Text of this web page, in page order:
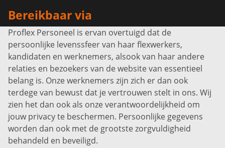
Bereikbaar via
Info@proflexpersoneel.nl
Bel ons:+31 (0)85 0450040
Prins Willem-Alexanderlaan 301
7311 SW Apeldoorn
Disclaimer
Privacyverklaring
Sitemap
Copyright
Proflex Personeel is ervan overtuigd dat de
persoonlijke levenssfeer van haar flexwerkers,
kandidaten en werknemers, alsook van haar andere
relaties en bezoekers van de website van essentieel
belang is. Onze werknemers zijn zich er dan ook
terdege van bewust dat je vertrouwen stelt in ons. Wij
zien het dan ook als onze verantwoordelijkheid om
jouw privacy te beschermen. Persoonlijke gegevens
worden dan ook met de grootste zorgvuldigheid
behandeld en beveiligd.